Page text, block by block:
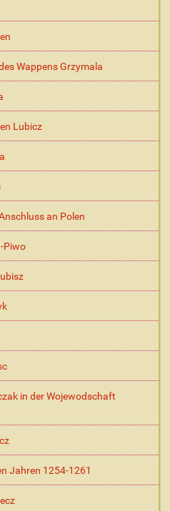
Wappens Grzymala
Lubicz
an Polen
Piwo
in der Wojewodschaft
Jahren 1254-1261